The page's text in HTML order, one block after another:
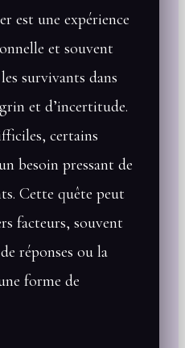
est une expérience
et souvent
survivants dans
et d’incertitude.
certains
besoin pressant de
Cette quête peut
facteurs, souvent
réponses ou la
forme de